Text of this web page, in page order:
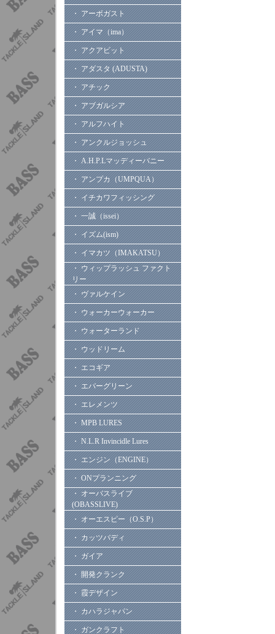
・ アーボガスト
・ アイマ（ima）
・ アクアビット
・ アダスタ (ADUSTA)
・ アチック
・ アブガルシア
・ アルフハイト
・ アンクルジョッシュ
・ A.H.P.Lマッディーバニー
・ アンプカ（UMPQUA）
・ イチカワフィッシング
・ 一誠（issei）
・ イズム(ism)
・ イマカツ（IMAKATSU）
・ ウィップラッシュ ファクト
リー
・ ヴァルケイン
・ ウォーカーウォーカー
・ ウォーターランド
・ ウッドリーム
・ エコギア
・ エバーグリーン
・ エレメンツ
・ MPB LURES
・ N.L.R Invincidle Lures
・ エンジン（ENGINE）
・ ONプランニング
・ オーバスライブ
(OBASSLIVE)
・ オーエスピー（O.S.P）
・ カッツバディ
・ ガイア
・ 開発クランク
・ 霞デザイン
・ カハラジャパン
・ ガンクラフト